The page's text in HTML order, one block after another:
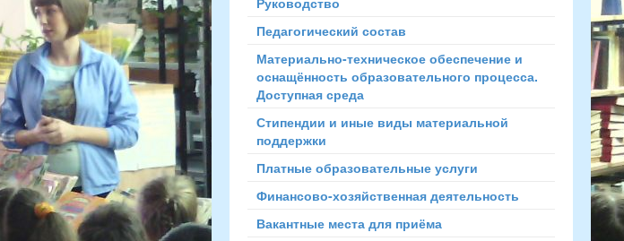
Педагогический состав
Материально-техническое обеспечение и
оснащённость образовательного процесса.
Доступная среда
Стипендии и иные виды материальной
поддержки
Платные образовательные услуги
Финансово-хозяйственная деятельность
Вакантные места для приёма